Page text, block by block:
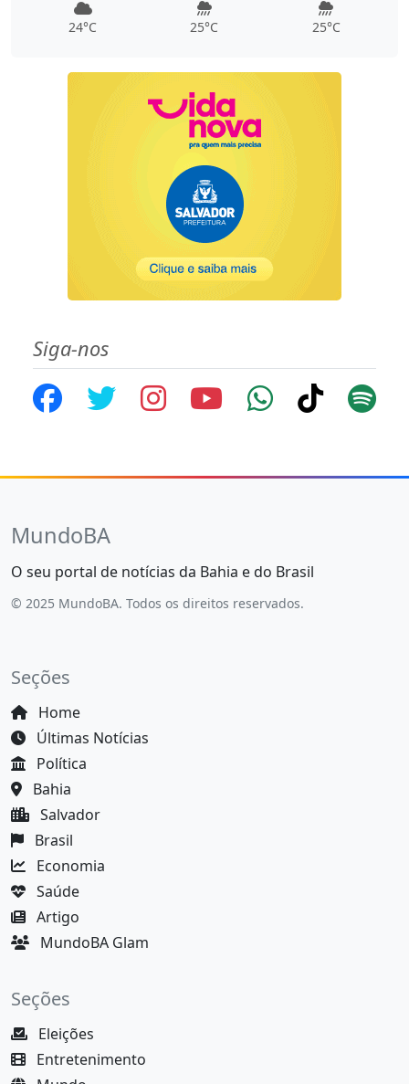
24°C 25°C 25°C
Siga-nos
MundoBA
O seu portal de notícias da Bahia e do Brasil
© 2025 MundoBA. Todos os direitos reservados.
Seções
Home
Últimas Notícias
Política
Bahia
Salvador
Brasil
Economia
Saúde
Artigo
MundoBA Glam
Seções
Eleições
Entretenimento